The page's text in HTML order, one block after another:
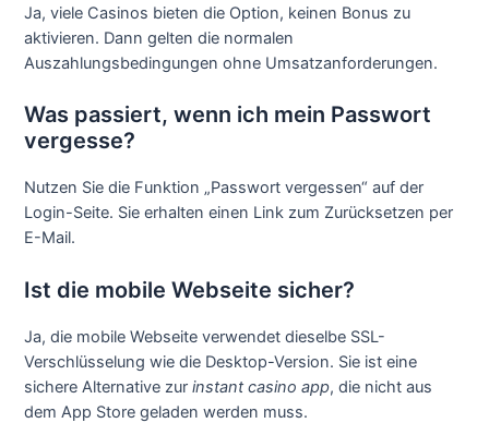
Ja, viele Casinos bieten die Option, keinen Bonus zu
aktivieren. Dann gelten die normalen
Auszahlungsbedingungen ohne Umsatzanforderungen.
Was passiert, wenn ich mein Passwort
vergesse?
Nutzen Sie die Funktion „Passwort vergessen“ auf der
Login-Seite. Sie erhalten einen Link zum Zurücksetzen per
E-Mail.
Ist die mobile Webseite sicher?
Ja, die mobile Webseite verwendet dieselbe SSL-
Verschlüsselung wie die Desktop-Version. Sie ist eine
sichere Alternative zurinstant casino app, die nicht aus
dem App Store geladen werden muss.